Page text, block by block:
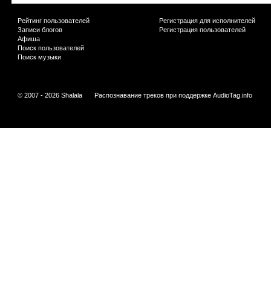
Рейтинг пользователей
Записи блогов
Афиша
Поиск пользователей
Поиск музыки
Регистрация для исполнителей
Регистрация пользователей
© 2007 - 2026 Shalala Распознавание треков при поддержке AudioTag.info